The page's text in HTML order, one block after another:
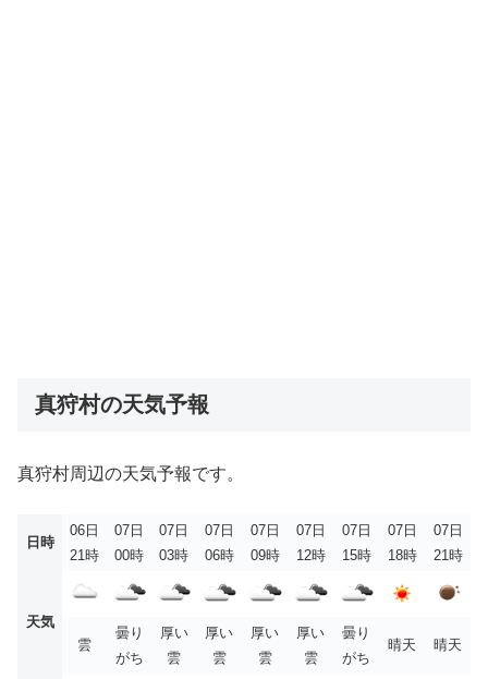
真狩村の天気予報
真狩村周辺の天気予報です。
日時
06日
21時
07日
00時
07日
03時
07日
06時
07日
09時
07日
12時
07日
15時
07日
18時
07日
21時
天気
雲
曇り
がち
厚い
雲
厚い
雲
厚い
雲
厚い
雲
曇り
がち
晴天 晴天